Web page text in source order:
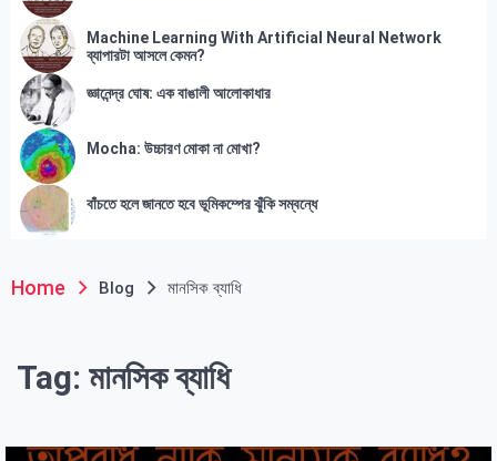
Machine Learning With Artificial Neural Network
ব্যাপারটা আসলে কেমন?
জ্ঞানেন্দ্র ঘোষ: এক বাঙালী আলোকাধার
Mocha: উচ্চারণ মোকা না মোখা?
বাঁচতে হলে জানতে হবে ভূমিকম্পের ঝুঁকি সম্বন্ধে
Home Blog মানসিক ব্যাধি
Tag: মানসিক ব্যাধি